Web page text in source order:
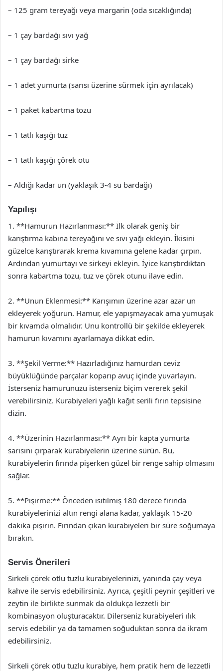
– 125 gram tereyağı veya margarin (oda sıcaklığında)
– 1 çay bardağı sıvı yağ
– 1 çay bardağı sirke
– 1 adet yumurta (sarısı üzerine sürmek için ayrılacak)
– 1 paket kabartma tozu
– 1 tatlı kaşığı tuz
– 1 tatlı kaşığı çörek otu
– Aldığı kadar un (yaklaşık 3-4 su bardağı)
Yapılışı
1. **Hamurun Hazırlanması:** İlk olarak geniş bir
karıştırma kabına tereyağını ve sıvı yağı ekleyin. İkisini
güzelce karıştırarak krema kıvamına gelene kadar çırpın.
Ardından yumurtayı ve sirkeyi ekleyin. İyice karıştırdıktan
sonra kabartma tozu, tuz ve çörek otunu ilave edin.
2. **Unun Eklenmesi:** Karışımın üzerine azar azar un
ekleyerek yoğurun. Hamur, ele yapışmayacak ama yumuşak
bir kıvamda olmalıdır. Unu kontrollü bir şekilde ekleyerek
hamurun kıvamını ayarlamaya dikkat edin.
3. **Şekil Verme:** Hazırladığınız hamurdan ceviz
büyüklüğünde parçalar koparıp avuç içinde yuvarlayın.
İsterseniz hamurunuzu isterseniz biçim vererek şekil
verebilirsiniz. Kurabiyeleri yağlı kağıt serili fırın tepsisine
dizin.
4. **Üzerinin Hazırlanması:** Ayrı bir kapta yumurta
sarısını çırparak kurabiyelerin üzerine sürün. Bu,
kurabiyelerin fırında pişerken güzel bir renge sahip olmasını
sağlar.
5. **Pişirme:** Önceden ısıtılmış 180 derece fırında
kurabiyelerinizi altın rengi alana kadar, yaklaşık 15-20
dakika pişirin. Fırından çıkan kurabiyeleri bir süre soğumaya
bırakın.
Servis Önerileri
Sirkeli çörek otlu tuzlu kurabiyelerinizi, yanında çay veya
kahve ile servis edebilirsiniz. Ayrıca, çeşitli peynir çeşitleri ve
zeytin ile birlikte sunmak da oldukça lezzetli bir
kombinasyon oluşturacaktır. Dilerseniz kurabiyeleri ılık
servis edebilir ya da tamamen soğuduktan sonra da ikram
edebilirsiniz.
Sirkeli çörek otlu tuzlu kurabiye, hem pratik hem de lezzetli